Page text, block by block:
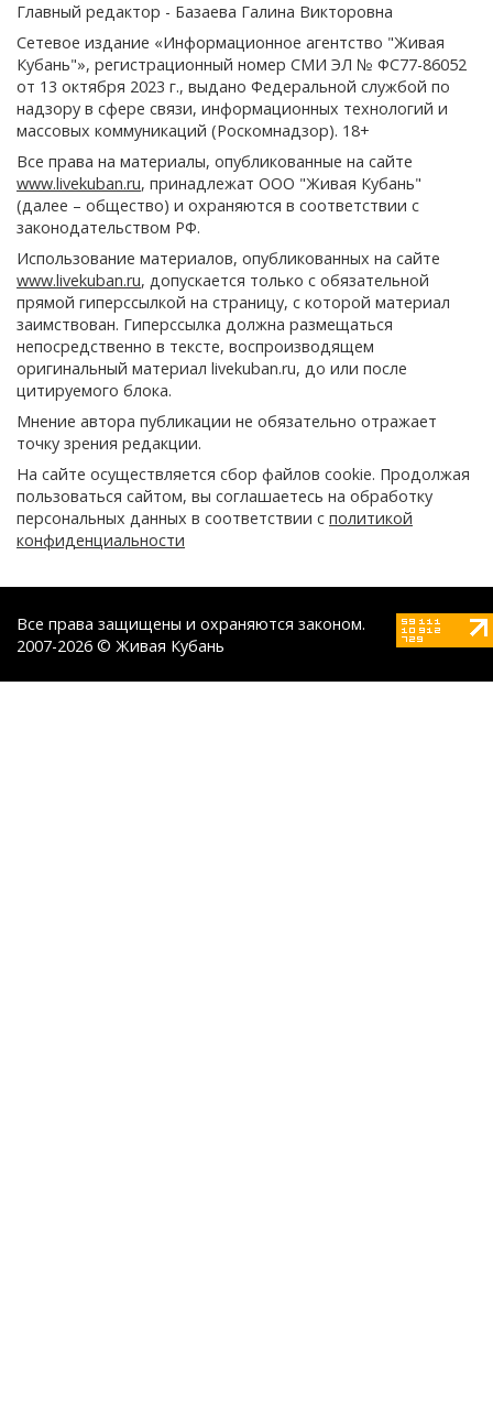
Главный редактор - Базаева Галина Викторовна
Сетевое издание «Информационное агентство "Живая
Кубань"», регистрационный номер СМИ ЭЛ № ФС77-86052
от 13 октября 2023 г., выдано Федеральной службой по
надзору в сфере связи, информационных технологий и
массовых коммуникаций (Роскомнадзор). 18+
Все права на материалы, опубликованные на сайте
www.livekuban.ru, принадлежат ООО "Живая Кубань"
(далее – общество) и охраняются в соответствии с
законодательством РФ.
Использование материалов, опубликованных на сайте
www.livekuban.ru, допускается только с обязательной
прямой гиперссылкой на страницу, с которой материал
заимствован. Гиперссылка должна размещаться
непосредственно в тексте, воспроизводящем
оригинальный материал livekuban.ru, до или после
цитируемого блока.
Мнение автора публикации не обязательно отражает
точку зрения редакции.
На сайте осуществляется сбор файлов cookie. Продолжая
пользоваться сайтом, вы соглашаетесь на обработку
персональных данных в соответствии с политикой
конфиденциальности
Все права защищены и охраняются законом.
2007-2026 © Живая Кубань